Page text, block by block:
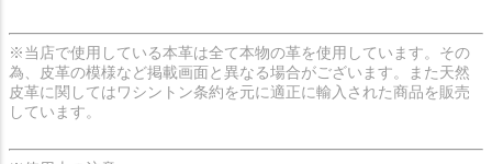
※当店で使用している本革は全て本物の革を使用しています。その
為、皮革の模様など掲載画面と異なる場合がございます。また天然
皮革に関してはワシントン条約を元に適正に輸入された商品を販売
しています。